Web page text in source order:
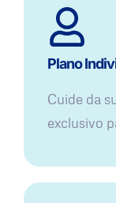
Plano
Cuide da
exclusivo